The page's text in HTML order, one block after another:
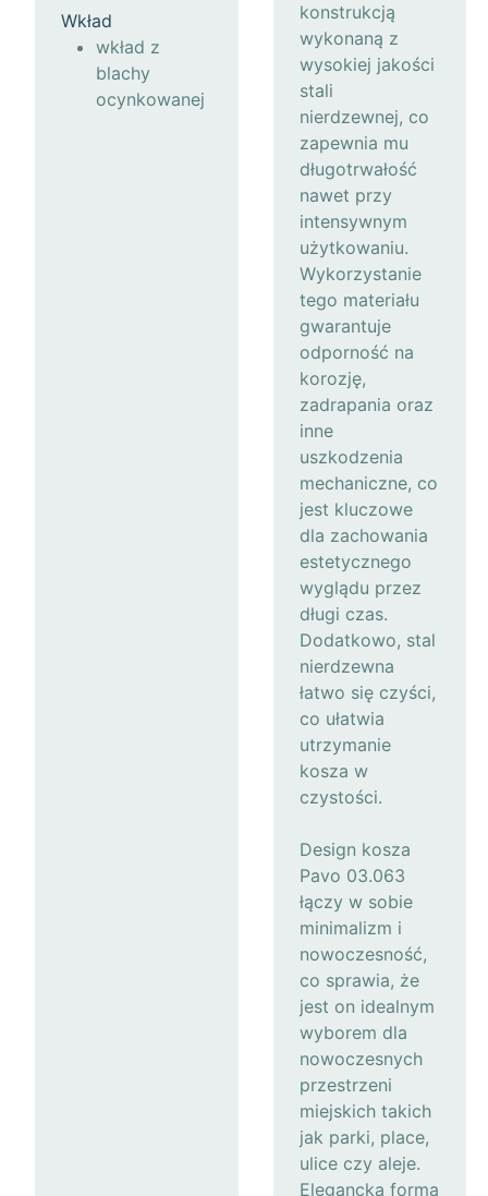
Wkład
wkład z
blachy
ocynkowanej
konstrukcją
wykonaną z
wysokiej jakości
stali
nierdzewnej, co
zapewnia mu
długotrwałość
nawet przy
intensywnym
użytkowaniu.
Wykorzystanie
tego materiału
gwarantuje
odporność na
korozję,
zadrapania oraz
inne
uszkodzenia
mechaniczne, co
jest kluczowe
dla zachowania
estetycznego
wyglądu przez
długi czas.
Dodatkowo, stal
nierdzewna
łatwo się czyści,
co ułatwia
utrzymanie
kosza w
czystości.
Design kosza
Pavo 03.063
łączy w sobie
minimalizm i
nowoczesność,
co sprawia, że
jest on idealnym
wyborem dla
nowoczesnych
przestrzeni
miejskich takich
jak parki, place,
ulice czy aleje.
Elegancka forma